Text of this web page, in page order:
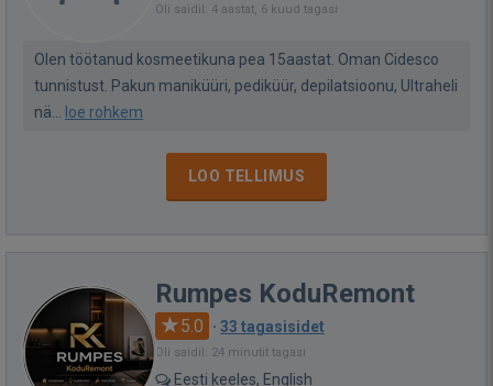
Oli saidil: 4 aastat, 6 kuud tagasi
Olen töötanud kosmeetikuna pea 15aastat. Oman Cidesco
tunnistust. Pakun maniküüri, pediküür, depilatsioonu, Ultraheli
nä...
loe rohkem
LOO TELLIMUS
Rumpes KoduRemont
5.0 · 33 tagasisidet
Oli saidil: 24 minutit tagasi
Eesti keeles, English